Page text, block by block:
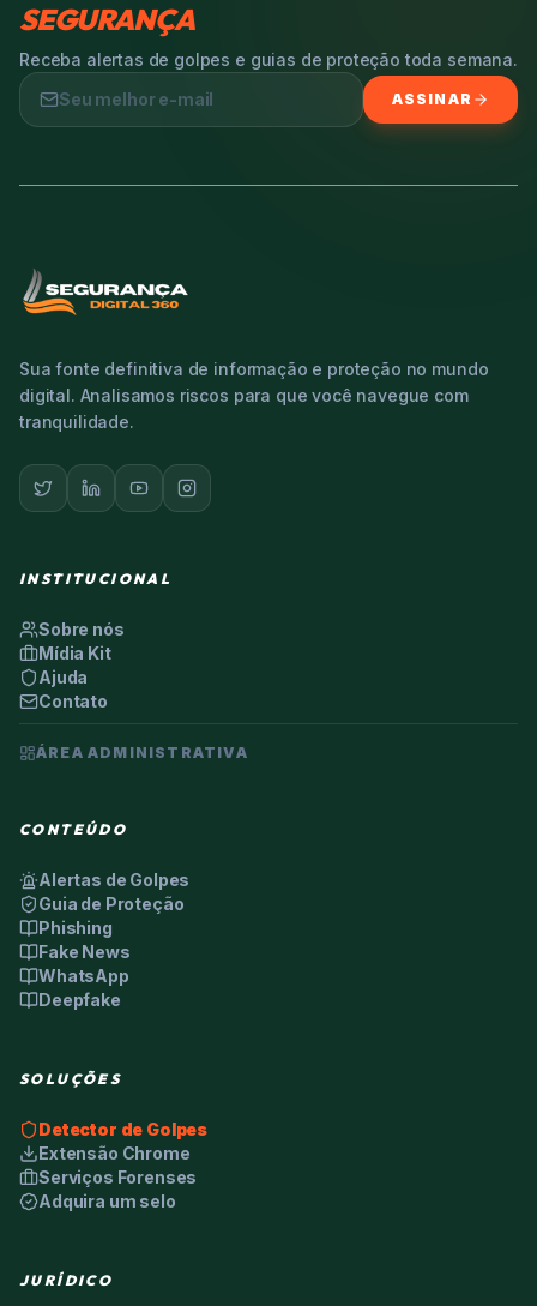
SEGURANÇA
Receba alertas de golpes e guias de proteção toda semana.
ASSINAR
Sua fonte definitiva de informação e proteção no mundo
digital. Analisamos riscos para que você navegue com
tranquilidade.
INSTITUCIONAL
Sobre nós
Mídia Kit
Ajuda
Contato
ÁREA ADMINISTRATIVA
CONTEÚDO
Alertas de Golpes
Guia de Proteção
Phishing
Fake News
WhatsApp
Deepfake
SOLUÇÕES
Detector de Golpes
Extensão Chrome
Serviços Forenses
Adquira um selo
JURÍDICO